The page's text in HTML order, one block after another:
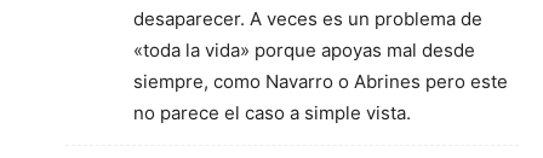
desaparecer. A veces es un problema de
«toda la vida» porque apoyas mal desde
siempre, como Navarro o Abrines pero este
no parece el caso a simple vista.